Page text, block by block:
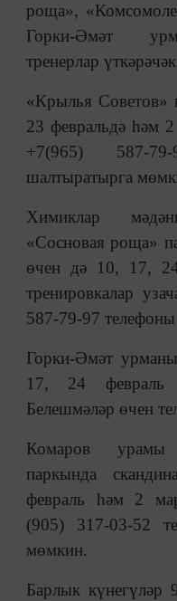
роща»,
Горки-Әмәт
тренерлар
«Крылья Советов»
23 февральдә һәм
+7(965) 587-
шалтыратырга
Химиклар
«Сосновая роща»
өчен дә 10, 17,
тренировкалар
587-79-97
Горки-Әмәт
17, 24 февраль
Белешмәләр өчен
Комаров урамы
паркында
февраль һәм 2
(905) 317-03-52
мөмкин.
Барлык күнегүләр